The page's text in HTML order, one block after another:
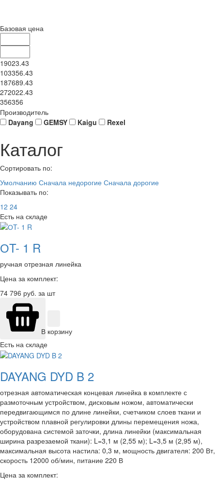
Базовая цена
19023.43
103356.43
187689.43
272022.43
356356
Производитель
Dayang
GEMSY Kaigu Rexel
Каталог
Сортировать по:
Умолчанию Сначала недорогие Сначала дорогие
Показывать по:
12 24
Есть на складе
ОT- 1 R
ручная отрезная линейка
Цена за комплект:
74 796 руб. за шт
В корзину
Есть на складе
DAYANG DYD B 2
отрезная автоматическая концевая линейка в комплекте с
размоточным устройством, дисковым ножом, автоматически
передвигающимся по длине линейки, счетчиком слоев ткани и
устройством плавной регулировки длины перемещения ножа,
оборудована системой заточки, длина линейки (максимальная
ширина разрезаемой ткани): L=3,1 м (2,55 м); L=3,5 м (2,95 м),
максимальная высота настила: 0,3 м, мощность двигателя: 200 Вт,
скорость 12000 об/мин, питание 220 В
Цена за комплект: